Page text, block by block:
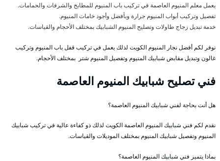
يعمل معلم المنيوم العاصمة في تركيب باب المنيوم للمطابخ والشرفات والحمامات.
تفصيل وتركيب أبواب المنيوم جرارة وبأفضل وأجود خامات المنيوم.
خدمة تبديل زجاج طاولات وتصليح المنيوم الشبابيك بمختلف الأحجام والقياسات.
نوفر لكم أفضل نجار المنيوم الكويت لذلك يعمل في تركيب قفل باب المنيوم وتركيب
غالون وتبديل مقابض شبابيك المنيوم وتفصيل المنيوم شتر بمختلف الأحجام.
فني تصليح شبابيك المنيوم العاصمة
هل أنت بحاجة لفني شبابيك المنيوم العاصمة؟
نقدم لكم فني شبابيك المنيوم العاصمة الكويت لذلك ذو كفاءة عالية في تركيب شبابيك
المنيوم وتفصيل شبابيك المنيوم بمختلف الموديلات والقياسات.
بماذا يتميز فني شبابيك المنيوم العاصمة؟